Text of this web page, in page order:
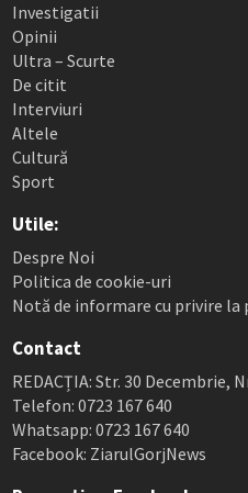
Investigatii
Opinii
Ultra – Scurte
De citit
Interviuri
Altele
Cultură
Sport
Utile:
Despre Noi
Politica de cookie-uri
Notă de informare cu privire la
Contact
REDACȚIA: Str. 30 Decembrie,
Telefon: 0723 167 640
Whatsapp: 0723 167 640
Facebook: ZiarulGorjNews